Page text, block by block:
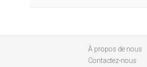
À propos de nous
Contactez-nous